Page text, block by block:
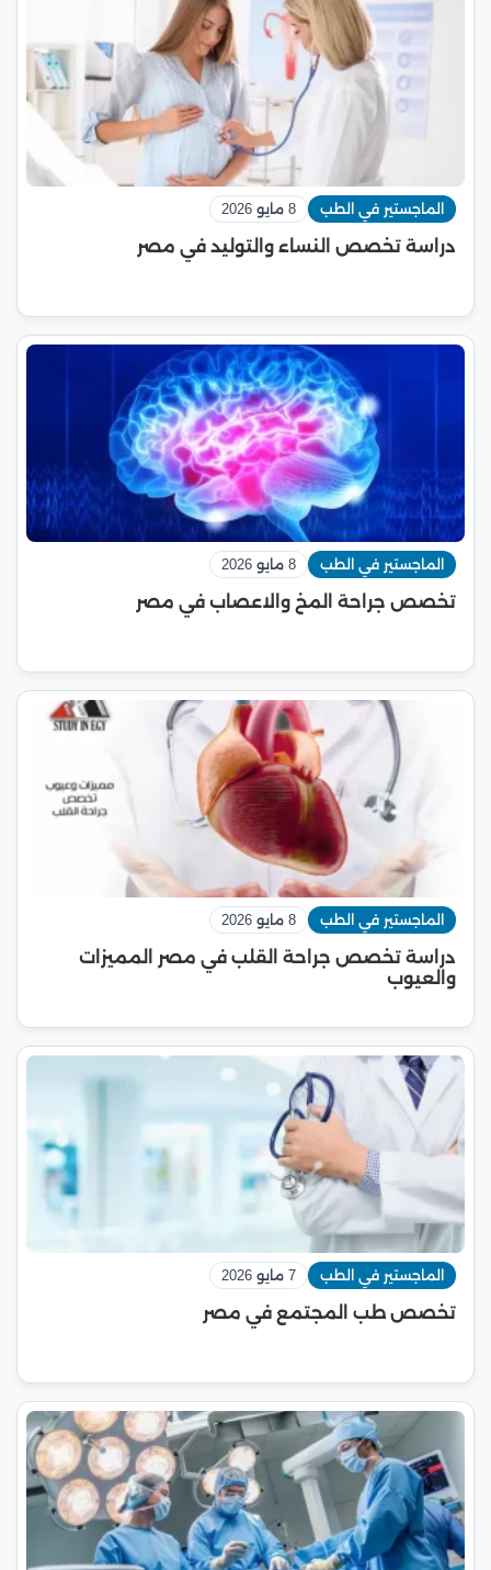
الماجستير في الطب 8 مايو 2026
دراسة تخصص النساء والتوليد في مصر
الماجستير في الطب 8 مايو 2026
تخصص جراحة المخ والاعصاب في مصر
الماجستير في الطب 8 مايو 2026
دراسة تخصص جراحة القلب في مصر المميزات
والعيوب
الماجستير في الطب 7 مايو 2026
تخصص طب المجتمع في مصر